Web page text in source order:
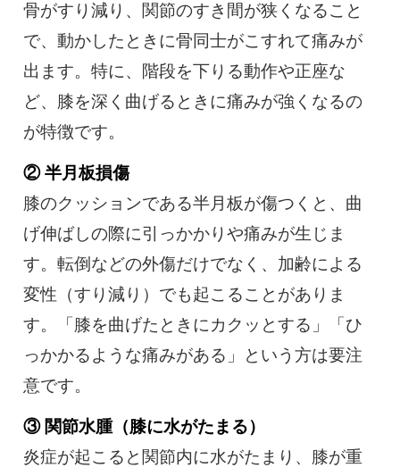
骨がすり減り、関節のすき間が狭くなること
で、動かしたときに骨同士がこすれて痛みが
出ます。特に、階段を下りる動作や正座な
ど、膝を深く曲げるときに痛みが強くなるの
が特徴です。
② 半月板損傷
膝のクッションである半月板が傷つくと、曲
げ伸ばしの際に引っかかりや痛みが生じま
す。転倒などの外傷だけでなく、加齢による
変性（すり減り）でも起こることがありま
す。「膝を曲げたときにカクッとする」「ひ
っかかるような痛みがある」という方は要注
意です。
③ 関節水腫（膝に水がたまる）
炎症が起こると関節内に水がたまり、膝が重